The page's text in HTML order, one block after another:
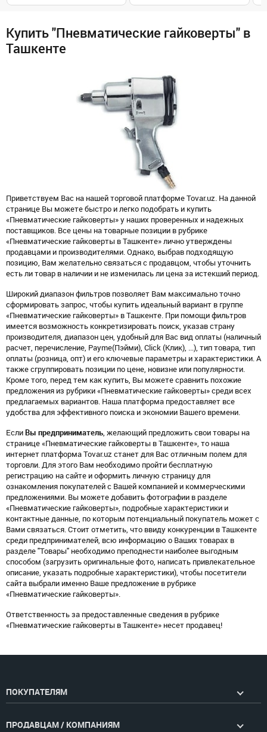
Купить "Пневматические гайковерты" в
Ташкенте
Приветствуем Вас на нашей торговой платформе Tovar.uz. На данной
странице Вы можете быстро и легко подобрать и купить
«Пневматические гайковерты» у наших проверенных и надежных
поставщиков. Все цены на товарные позиции в рубрике
«Пневматические гайковерты в Ташкенте» лично утверждены
продавцами и производителями. Однако, выбрав подходящую
позицию, Вам желательно связаться с продавцом, чтобы уточнить
есть ли товар в наличии и не изменилась ли цена за истекший период.
Широкий диапазон фильтров позволяет Вам максимально точно
сформировать запрос, чтобы купить идеальный вариант в группе
«Пневматические гайковерты» в Ташкенте. При помощи фильтров
имеется возможность конкретизировать поиск, указав страну
производителя, диапазон цен, удобный для Вас вид оплаты (наличный
расчет, перечисление, Payme(Пэйми), Click (Клик), ...), тип товара, тип
оплаты (розница, опт) и его ключевые параметры и характеристики. А
также сгруппировать позиции по цене, новизне или популярности.
Кроме того, перед тем как купить, Вы можете сравнить похожие
предложения из рубрики «Пневматические гайковерты» среди всех
предлагаемых вариантов. Наша платформа предоставляет все
удобства для эффективного поиска и экономии Вашего времени.
Если Вы предприниматель , желающий предложить свои товары на
странице «Пневматические гайковерты в Ташкенте», то наша
интернет платформа Tovar.uz станет для Вас отличным полем для
торговли. Для этого Вам необходимо пройти бесплатную
регистрацию на сайте и оформить личную страницу для
ознакомления покупателей с Вашей компанией и коммерческими
предложениями. Вы можете добавить фотографии в разделе
«Пневматические гайковерты», подробные характеристики и
контактные данные, по которым потенциальный покупатель может с
Вами связаться. Стоит отметить, что ввиду конкуренции в Ташкенте
среди предпринимателей, всю информацию о Ваших товарах в
разделе "Товары" необходимо преподнести наиболее выгодным
способом (загрузить оригинальные фото, написать привлекательное
описание, указать подробные характеристики), чтобы посетители
сайта выбрали именно Ваше предложение в рубрике
«Пневматические гайковерты».
Ответственность за предоставленные сведения в рубрике
«Пневматические гайковерты в Ташкенте» несет продавец!
ПОКУПАТЕЛЯМ
ПРОДАВЦАМ / КОМПАНИЯМ